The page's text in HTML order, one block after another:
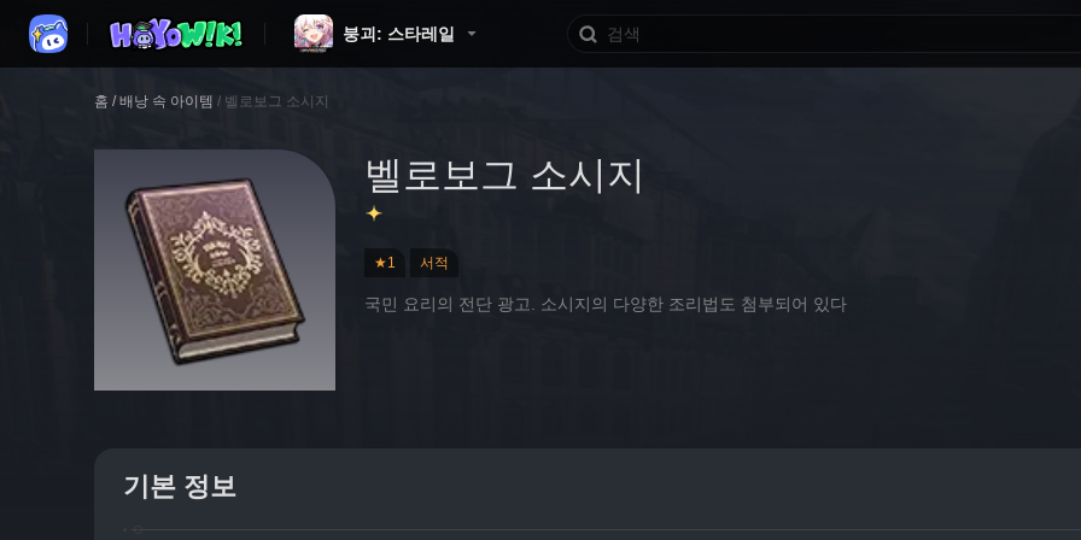
붕괴: 스타레일
홈 / 배낭 속 아이템 / 벨로보그 소시지
벨로보그 소시지
★1 서적
국민 요리의 전단 광고. 소시지의 다양한 조리법도 첨부되어 있다
기본 정보